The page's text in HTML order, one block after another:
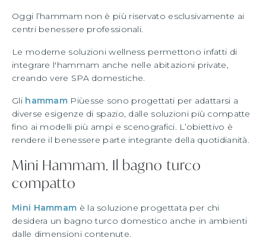
Oggi l’hammam non è più riservato esclusivamente ai
centri benessere professionali.
Le moderne soluzioni wellness permettono infatti di
integrare l'hammam anche nelle abitazioni private,
creando vere SPA domestiche.
Gli hammam Piùesse sono progettati per adattarsi a
diverse esigenze di spazio, dalle soluzioni più compatte
fino ai modelli più ampi e scenografici. L’obiettivo è
rendere il benessere parte integrante della quotidianità.
Mini Hammam. Il bagno turco
compatto
Mini Hammam è la soluzione progettata per chi
desidera un bagno turco domestico anche in ambienti
dalle dimensioni contenute.